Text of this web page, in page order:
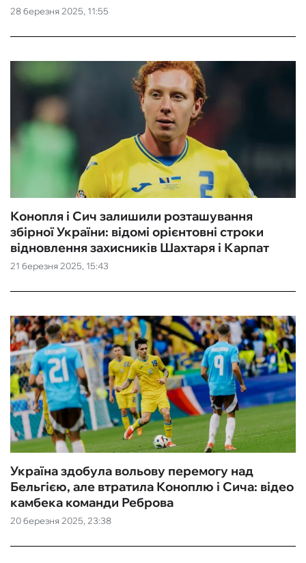
28 березня 2025, 11:55
21 березня 2025, 15:43
Конопля і Сич залишили розташування
збірної України: відомі орієнтовні строки
відновлення захисників Шахтаря і Карпат
20 березня 2025, 23:38
Україна здобула вольову перемогу над
Бельгією, але втратила Коноплю і Сича: відео
камбека команди Реброва